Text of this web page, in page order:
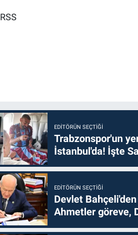
RSS
EDITÖRÜN SEÇTIĞI
Trabzonspor'un
İstanbul'da! İşte
EDITÖRÜN SEÇTIĞI
Devlet
Ahmetler göreve,